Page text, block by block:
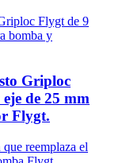
Griploc
de 25 mm
Flygt.